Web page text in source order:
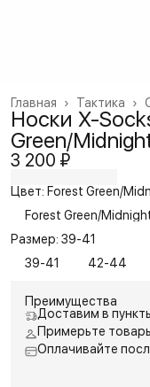
Тактика ›
Главная ›
Носки X-
Green/
3 200 ₽
Цвет: Forest Green/
Forest Green/
Размер: 39-41
39-41
42-44
Преимущества
Доставим в
Примерьте
Оплачивайте